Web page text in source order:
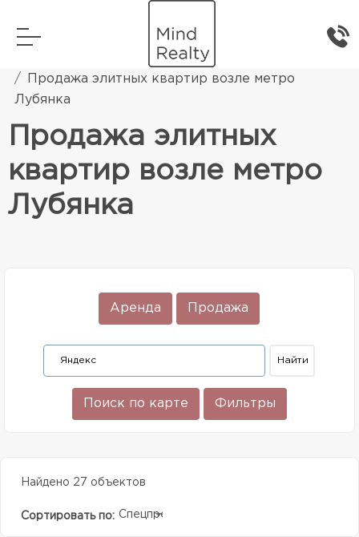
Элитная жилая недвижимость
Продажа элитных квартир возле метро
Лубянка
Продажа элитных
квартир возле метро
Лубянка
Аренда Продажа
Поиск по карте Фильтры
Найдено 27 объектов
Сортировать по: Спецпредолжение